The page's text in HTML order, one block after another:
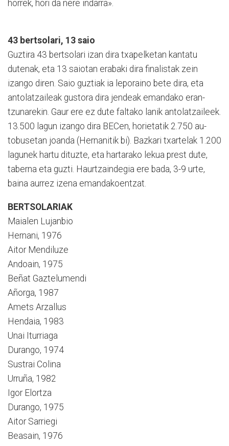
horrek, hori da nere indarra».
43 bertsolari, 13 saio
Guztira 43 bertsolari izan dira txapelketan kantatu
dutenak, eta 13 saiotan erabaki dira finalistak zein
izango diren. Saio guztiak ia leporaino bete dira, eta
antolatzaileak gustora dira jendeak emandako eran­
tzunarekin. Gaur ere ez dute faltako lanik antolatzaileek.
13.500 lagun izango dira BECen, horietatik 2.750 au­
tobu­se­tan joanda (Her­na­nitik bi). Bazkari txartelak 1.200
la­gu­nek hartu dituzte, eta hartarako lekua prest dute,
taberna eta guzti. Haurtzaindegia ere ba­da, 3-9 urte,
baina aurrez izena emandakoentzat.
BERTSOLARIAK
Maialen Lujanbio
Hernani, 1976
Aitor Mendiluze
Andoain, 1975
Beñat Gaztelumendi
Añorga, 1987
Amets Arzallus
Hendaia, 1983
Unai Iturriaga
Durango, 1974
Sustrai Colina
Urruña, 1982
Igor Elortza
Durango, 1975
Aitor Sarriegi
Beasain, 1976